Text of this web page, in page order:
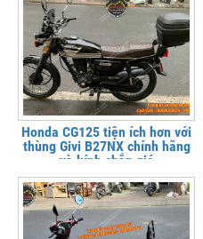
Honda CG125 tiện ích hơn với
thùng Givi B27NX chính hãng
và kính chắn gió